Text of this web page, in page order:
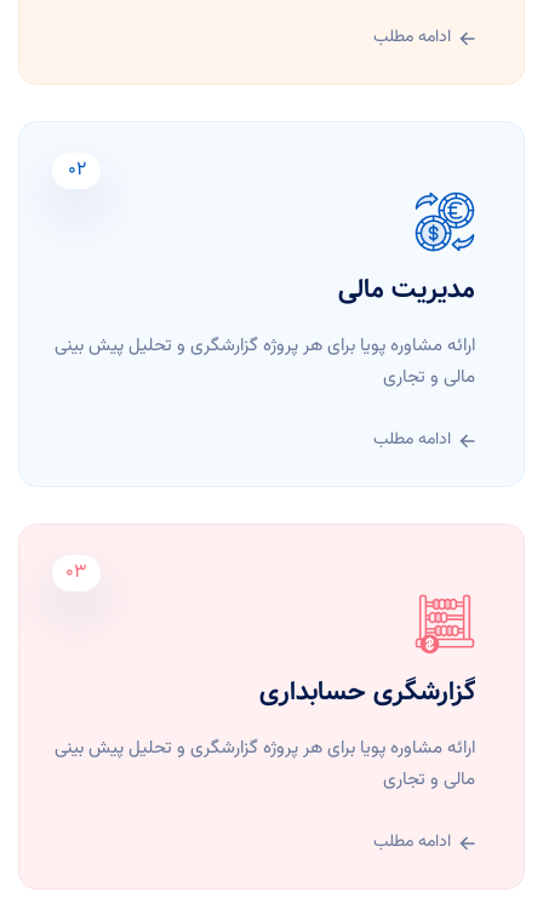
ادامه مطلب
02
مدیریت مالی
ارائه مشاوره پویا برای هر پروژه گزارشگری و تحلیل پیش بینی
مالی و تجاری
ادامه مطلب
03
گزارشگری حسابداری
ارائه مشاوره پویا برای هر پروژه گزارشگری و تحلیل پیش بینی
مالی و تجاری
ادامه مطلب